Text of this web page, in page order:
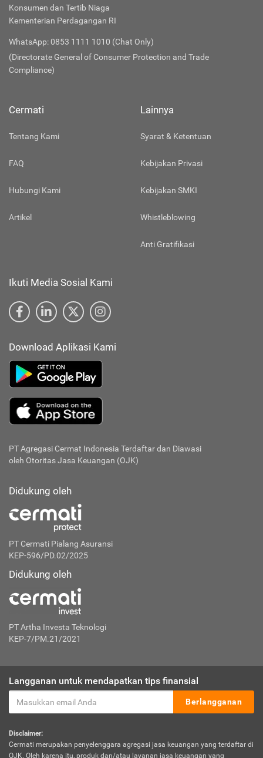
Konsumen dan Tertib Niaga
Kementerian Perdagangan RI
WhatsApp: 0853 1111 1010 (Chat Only)
(Directorate General of Consumer Protection and Trade
Compliance)
Cermati
Tentang Kami
FAQ
Hubungi Kami
Artikel
Lainnya
Syarat & Ketentuan
Kebijakan Privasi
Kebijakan SMKI
Whistleblowing
Anti Gratifikasi
Ikuti Media Sosial Kami
Download Aplikasi Kami
PT Agregasi Cermat Indonesia Terdaftar dan Diawasi
oleh Otoritas Jasa Keuangan (OJK)
Didukung oleh
PT Cermati Pialang Asuransi
KEP-596/PD.02/2025
Didukung oleh
PT Artha Investa Teknologi
KEP-7/PM.21/2021
Langganan untuk mendapatkan tips finansial
Berlangganan
Disclaimer:
Cermati merupakan penyelenggara agregasi jasa keuangan yang terdaftar di
OJK. Oleh karena itu, produk dan/atau layanan jasa keuangan yang